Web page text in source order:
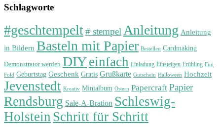
Schlagworte
#geschtempelt# stempel Anleitung Anleitung
in Bildern Basteln mit Papier Bestellen Cardmaking
Demonstrator werden DIYeinfach Einladung Einsteigen Frühling Fun
Fold Geburtstag Geschenk Gratis Grußkarte Gutschein Halloween Hochzeit
Jevenstedt Kreativ Minialbum Ostern Papercraft Papier
Rendsburg Sale-A-Bration Schleswig-
Holstein Schritt für Schritt